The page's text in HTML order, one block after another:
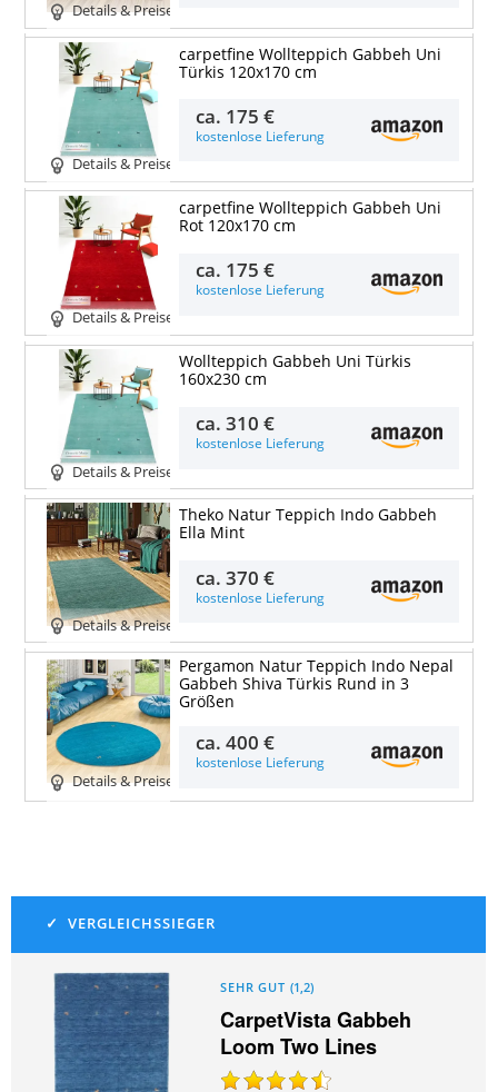
Details & Preise
Details & Preise
carpetfine Wollteppich Gabbeh Uni
Türkis 120x170 cm
ca. 175 €
kostenlose Lieferung
Details & Preise
carpetfine Wollteppich Gabbeh Uni
Rot 120x170 cm
ca. 175 €
kostenlose Lieferung
Details & Preise
Wollteppich Gabbeh Uni Türkis
160x230 cm
ca.310 €
kostenlose Lieferung
Details & Preise
Theko Natur Teppich Indo Gabbeh
Ella Mint
ca.370 €
kostenlose Lieferung
Details & Preise
Pergamon Natur Teppich Indo Nepal
Gabbeh Shiva Türkis Rund in 3
Größen
ca.400 €
kostenlose Lieferung
SEHR GUT (1,2)
CarpetVista Gabbeh
Loom Two Lines